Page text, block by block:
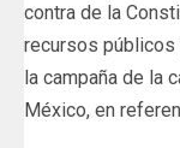
contra de la
recursos públicos
la campaña de la
México, en